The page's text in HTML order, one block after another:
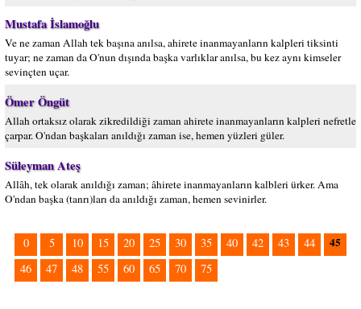
Mustafa İslamoğlu
Ve ne zaman Allah tek başına anılsa, ahirete inanmayanların kalpleri tiksinti
tuyar; ne zaman da O'nun dışında başka varlıklar anılsa, bu kez aynı kimseler
sevinçten uçar.
Ömer Öngüt
Allah ortaksız olarak zikredildiği zaman ahirete inanmayanların kalpleri nefretle
çarpar. O'ndan başkaları anıldığı zaman ise, hemen yüzleri güler.
Süleyman Ateş
Allâh, tek olarak anıldığı zaman; âhirete inanmayanların kalbleri ürker. Ama
O'ndan başka (tanrı)ları da anıldığı zaman, hemen sevinirler.
0 5 10 15 20 25 30 35 40 42 43 44 45
46 47 48 55 60 65 70 75